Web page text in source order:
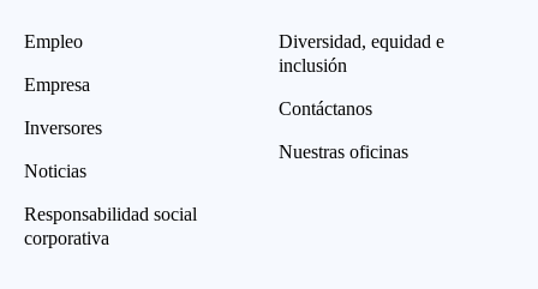
Empleo
Empresa
Inversores
Noticias
Responsabilidad social
corporativa
Diversidad, equidad e
inclusión
Contáctanos
Nuestras oficinas